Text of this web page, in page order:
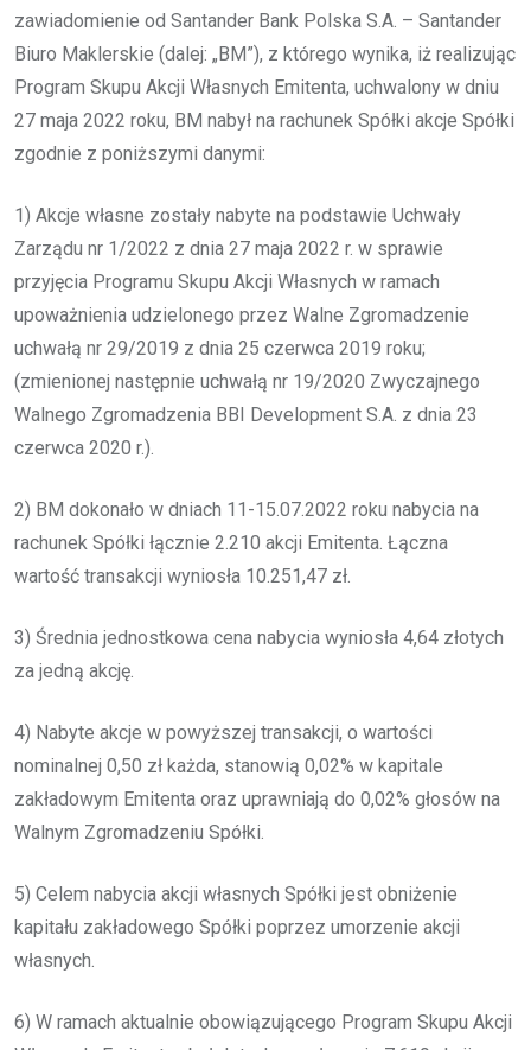
zawiadomienie od Santander Bank Polska S.A. – Santander
Biuro Maklerskie (dalej: „BM”), z którego wynika, iż realizując
Program Skupu Akcji Własnych Emitenta, uchwalony w dniu
27 maja 2022 roku, BM nabył na rachunek Spółki akcje Spółki
zgodnie z poniższymi danymi:
1) Akcje własne zostały nabyte na podstawie Uchwały
Zarządu nr 1/2022 z dnia 27 maja 2022 r. w sprawie
przyjęcia Programu Skupu Akcji Własnych w ramach
upoważnienia udzielonego przez Walne Zgromadzenie
uchwałą nr 29/2019 z dnia 25 czerwca 2019 roku;
(zmienionej następnie uchwałą nr 19/2020 Zwyczajnego
Walnego Zgromadzenia BBI Development S.A. z dnia 23
czerwca 2020 r.).
2) BM dokonało w dniach 11-15.07.2022 roku nabycia na
rachunek Spółki łącznie 2.210 akcji Emitenta. Łączna
wartość transakcji wyniosła 10.251,47 zł.
3) Średnia jednostkowa cena nabycia wyniosła 4,64 złotych
za jedną akcję.
4) Nabyte akcje w powyższej transakcji, o wartości
nominalnej 0,50 zł każda, stanowią 0,02% w kapitale
zakładowym Emitenta oraz uprawniają do 0,02% głosów na
Walnym Zgromadzeniu Spółki.
5) Celem nabycia akcji własnych Spółki jest obniżenie
kapitału zakładowego Spółki poprzez umorzenie akcji
własnych.
6) W ramach aktualnie obowiązującego Program Skupu Akcji